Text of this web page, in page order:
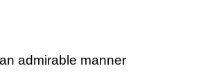
admirable manner